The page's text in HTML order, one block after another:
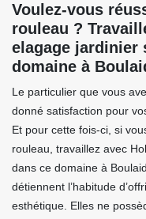
Voulez-vous
rouleau ?
elagage jardinier
domaine à
Le particulier que vous
donné satisfaction pour
Et pour cette fois-ci, si
rouleau, travaillez avec
dans ce domaine à
détiennent l’habitude
esthétique. Elles ne